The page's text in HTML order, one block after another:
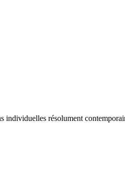
individuelles résolument